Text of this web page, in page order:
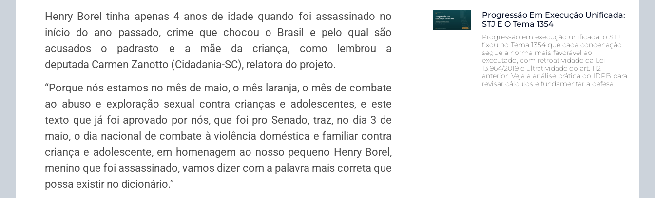
Henry Borel tinha apenas 4 anos de idade quando foi assassinado no
início do ano passado, crime que chocou o Brasil e pelo qual são
acusados o padrasto e a mãe da criança, como lembrou a
deputada Carmen Zanotto (Cidadania-SC), relatora do projeto.
“Porque nós estamos no mês de maio, o mês laranja, o mês de combate
ao abuso e exploração sexual contra crianças e adolescentes, e este
texto que já foi aprovado por nós, que foi pro Senado, traz, no dia 3 de
maio, o dia nacional de combate à violência doméstica e familiar contra
criança e adolescente, em homenagem ao nosso pequeno Henry Borel,
menino que foi assassinado, vamos dizer com a palavra mais correta que
possa existir no dicionário.”
Progressão Em Execução Unificada:
STJ E O Tema 1354
Progressão em execução unificada: o STJ
fixou no Tema 1354 que cada condenação
segue a norma mais favorável ao
executado, com retroatividade da Lei
13.964/2019 e ultratividade do art. 112
anterior. Veja a análise prática do IDPB para
revisar cálculos e fundamentar a defesa.